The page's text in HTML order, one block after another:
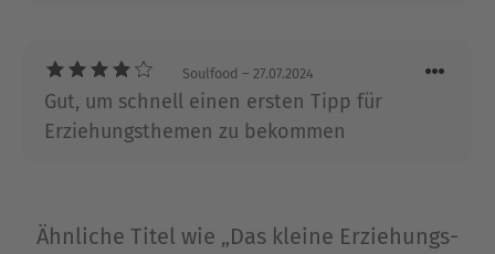
Universität Kiel und als Fachbuchautorin,
Fortbildnerin, Coach und pädagogische
Organisationsberaterin tätig.
Soulfood – 27.07.2024
Gut, um schnell einen ersten Tipp für
Erziehungsthemen zu bekommen
Ähnliche Titel wie „Das kleine Erziehungs-